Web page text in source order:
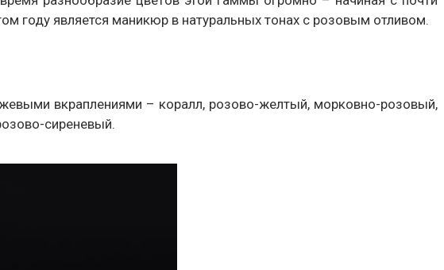
году является маникюр в натуральных тонах с розовым отливом.
вкраплениями – коралл, розово-желтый, морковно-розовый,
сиреневый.